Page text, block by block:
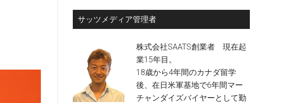
サッツメディア管理者
株式会社SAATS創業者 現在起
業15年目。
18歳から4年間のカナダ留学
後、在日米軍基地で6年間マー
チャンダイズバイヤーとして勤